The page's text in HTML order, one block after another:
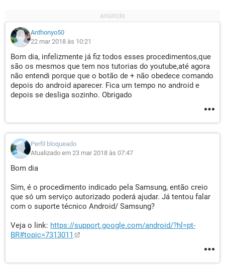
Anthonyo50
22 mar 2018 às 10:21
Bom dia, infelizmente já fiz todos esses procedimentos,que
são os mesmos que tem nos tutorias do youtube,até agora
não entendi porque que o botão de + não obedece comando
depois do android aparecer. Fica um tempo no android e
depois se desliga sozinho. Obrigado
Perfil bloqueado
Atualizado em 23 mar 2018 às 07:47
Bom dia
Sim, é o procedimento indicado pela Samsung, então creio
que só um serviço autorizado poderá ajudar. Já tentou falar
com o suporte técnico Android/ Samsung?
Veja o link: https://support.google.com/android/?hl=pt-
BR#topic=7313011